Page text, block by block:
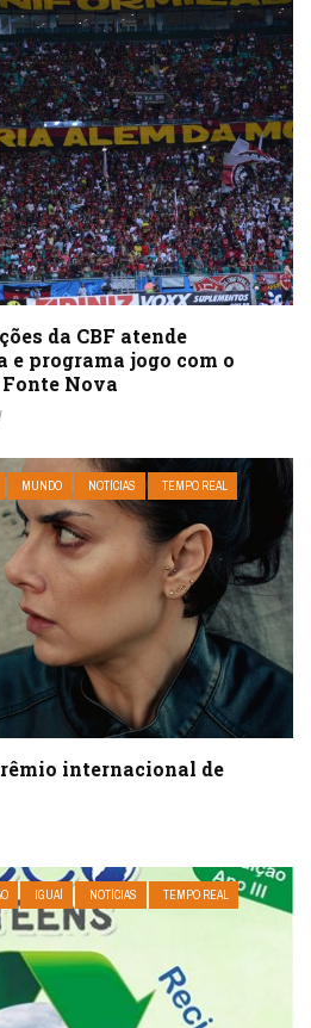
da CBF atende
programa jogo com o
Nova
MUNDO NOTÍCIAS TEMPO REAL
internacional de
IGUAÍ NOTÍCIAS TEMPO REAL